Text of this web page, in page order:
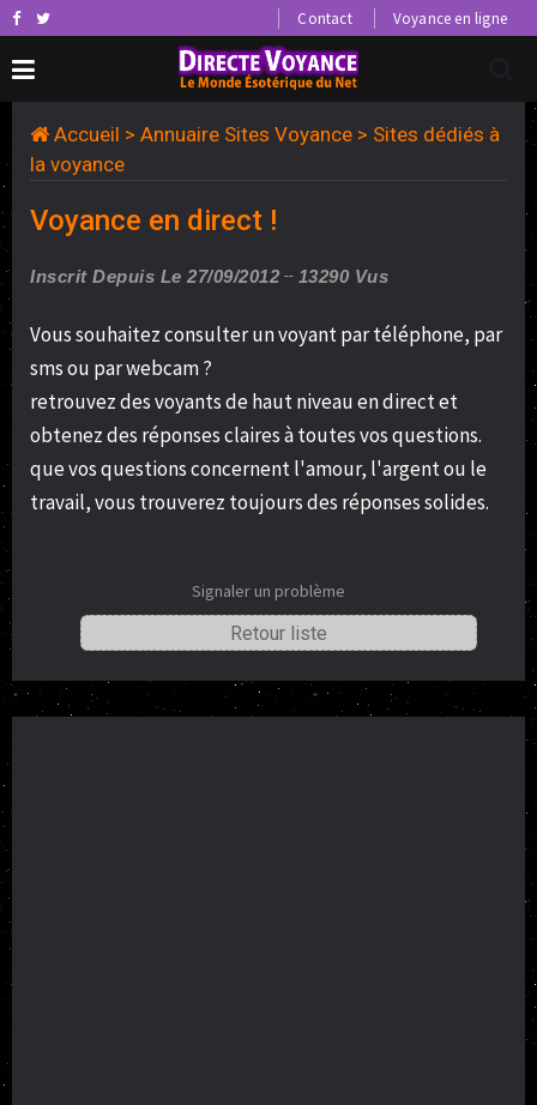
Contact Voyance en ligne
Accueil > Annuaire Sites Voyance > Sites dédiés à
la voyance
Voyance en direct !
Inscrit Depuis Le 27/09/2012 13290 Vus
Vous souhaitez consulter un voyant par téléphone, par
sms ou par webcam ?
retrouvez des voyants de haut niveau en direct et
obtenez des réponses claires à toutes vos questions.
que vos questions concernent l'amour, l'argent ou le
travail, vous trouverez toujours des réponses solides.
Signaler un problème
Retour liste